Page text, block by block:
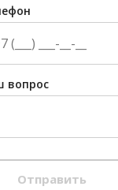
вопрос
Отправить